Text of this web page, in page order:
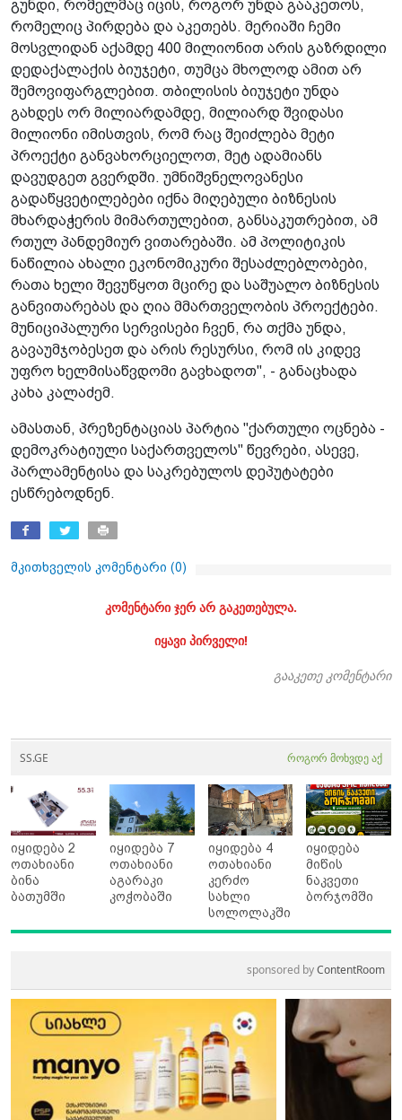
გუნდი, რომელმაც იცის, როგორ უნდა გააკეთოს,
რომელიც პირდება და აკეთებს. მერიაში ჩემი
მოსვლიდან აქამდე 400 მილიონით არის გაზრდილი
დედაქალაქის ბიუჯეტი, თუმცა მხოლოდ ამით არ
შემოვიფარგლებით. თბილისის ბიუჯეტი უნდა
გახდეს ორ მილიარდამდე, მილიარდ შვიდასი
მილიონი იმისთვის, რომ რაც შეიძლება მეტი
პროექტი განვახორციელოთ, მეტ ადამიანს
დავუდგეთ გვერდში. უმნიშვნელოვანესი
გადაწყვეტილებები იქნა მიღებული ბიზნესის
მხარდაჭერის მიმართულებით, განსაკუთრებით, ამ
რთულ პანდემიურ ვითარებაში. ამ პოლიტიკის
ნაწილია ახალი ეკონომიკური შესაძლებლობები,
რათა ხელი შევუწყოთ მცირე და საშუალო ბიზნესის
განვითარებას და ღია მმართველობის პროექტები.
მუნიციპალური სერვისები ჩვენ, რა თქმა უნდა,
გავაუმჯობესეთ და არის რესურსი, რომ ის კიდევ
უფრო ხელმისაწვდომი გავხადოთ", - განაცხადა
კახა კალაძემ.
ამასთან, პრეზენტაციას პარტია "ქართული ოცნება -
დემოკრატიული საქართველოს" წევრები, ასევე,
პარლამენტისა და საკრებულოს დეპუტატები
ესწრებოდნენ.
მკითხველის კომენტარი (0)
კომენტარი ჯერ არ გაკეთებულა.
იყავი პირველი!
გააკეთე კომენტარი
SS.GE როგორ მოხვდე აქ
იყიდება 2
ოთახიანი
ბინა
ბათუმში
იყიდება 7
ოთახიანი
აგარაკი
კოჭობაში
იყიდება 4
ოთახიანი
კერძო
სახლი
სოლოლაკში
იყიდება
მიწის
ნაკვეთი
ბორჯომში
sponsored byContentRoom